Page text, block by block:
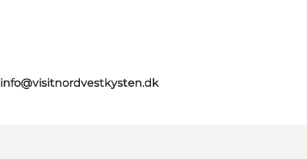
info@visitnordvestkysten.dk